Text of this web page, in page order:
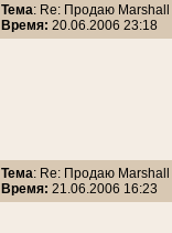
Тема: Re: Продаю Marshall
Время: 20.06.2006 23:18
Тема: Re: Продаю Marshall
Время: 21.06.2006 16:23